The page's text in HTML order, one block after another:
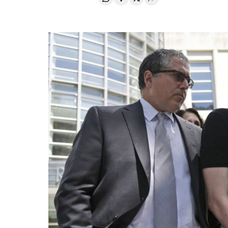
Compartir en Whatsapp
Compartir en Facebook
Compartir en Twitter
Desplegar Redes